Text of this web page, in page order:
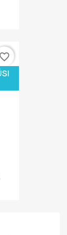
favorite_border